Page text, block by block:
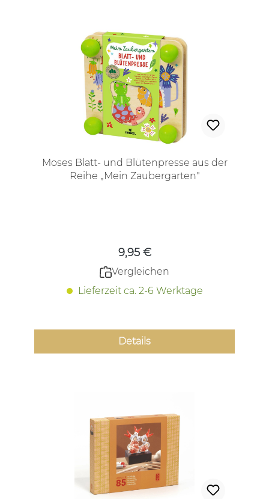
Moses Blatt- und Blütenpresse aus der
Reihe „Mein Zaubergarten"
9,95 €
Vergleichen
Lieferzeit ca. 2-6 Werktage
Details